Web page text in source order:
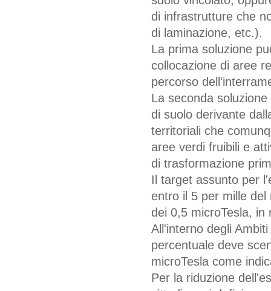
di infrastrutture che
di laminazione, etc.).
La prima soluzione
collocazione di aree
percorso
La seconda
di suolo derivante
territoriali che
aree verdi fruibili e
di trasformazione
Il target assunto per
entro il 5 per mille
dei 0,5 microTesla,
All'interno degli
percentuale deve
microTesla come
Per la riduzione